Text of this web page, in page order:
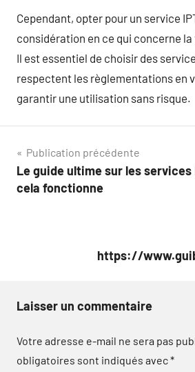
Cependant, opter pour un service
considération en ce qui concerne
Il est essentiel de choisir des
respectent les règlementations en
garantir une utilisation sans risque.
Navigation
de
Publication précédente
Le guide ultime sur les
cela fonctionne
https://
Laisser un commentaire
Votre adresse e-mail ne sera pas
obligatoires sont indiqués avec*